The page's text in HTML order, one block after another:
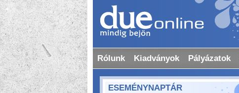
Rólunk Kiadványok Pályázatok
ESEMÉNYNAPTÁR